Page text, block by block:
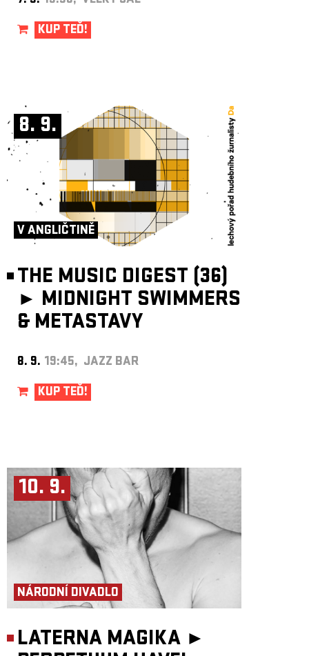
KUP TEĎ!
8. 9.
V ANGLIČTINĚ
THE MUSIC DIGEST (36)
► MIDNIGHT SWIMMERS
& METASTAVY
8. 9. 19:45, JAZZ BAR
KUP TEĎ!
10. 9.
NÁRODNÍ DIVADLO
LATERNA MAGIKA ►